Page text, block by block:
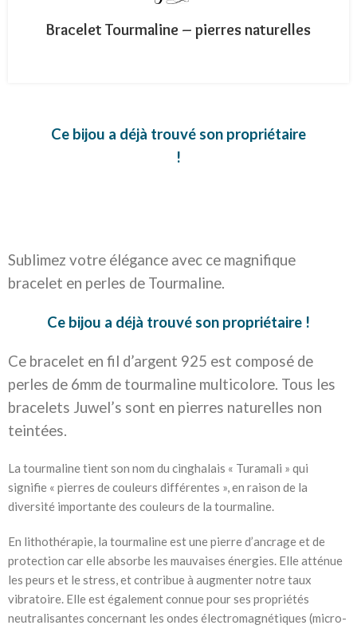
Bracelet Tourmaline – pierres naturelles
Ce bijou a déjà trouvé son propriétaire
!
Sublimez votre élégance avec ce magnifique
bracelet en perles de Tourmaline.
Ce bijou a déjà trouvé son propriétaire !
Ce bracelet en fil d’argent 925 est composé de
perles de 6mm de tourmaline multicolore. Tous les
bracelets Juwel’s sont en pierres naturelles non
teintées.
La tourmaline tient son nom du cinghalais « Turamali » qui
signifie « pierres de couleurs différentes », en raison de la
diversité importante des couleurs de la tourmaline.
En lithothérapie, la tourmaline est une pierre d’ancrage et de
protection car elle absorbe les mauvaises énergies. Elle atténue
les peurs et le stress, et contribue à augmenter notre taux
vibratoire. Elle est également connue pour ses propriétés
neutralisantes concernant les ondes électromagnétiques (micro-